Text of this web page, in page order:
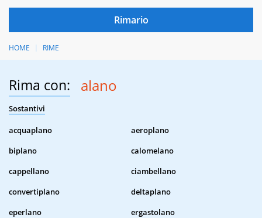
HOME RIME
Rima con: alano
Sostantivi
acquaplano
aeroplano
biplano
calomelano
cappellano
ciambellano
convertiplano
deltaplano
eperlano
ergastolano